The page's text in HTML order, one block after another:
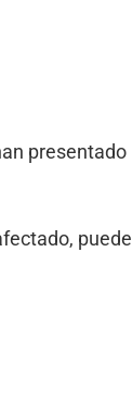
presentado
puede